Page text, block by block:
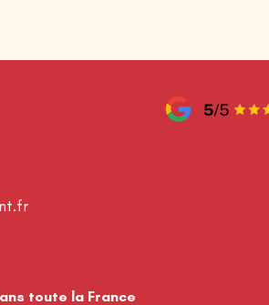
toute la France